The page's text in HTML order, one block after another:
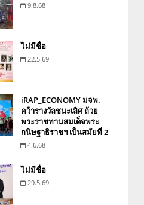
9.8.68
ไม่มีชื่อ
22.5.69
iRAP_ECONOMY มจพ.
คว้ารางวัลชนะเลิศ ถ้วย
พระราชทานสมเด็จพระ
กนิษฐาธิราชฯ เป็นสมัยที่ 2
4.6.68
ไม่มีชื่อ
29.5.69